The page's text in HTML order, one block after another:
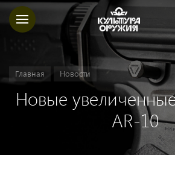
Главная Новости
Новые
AR-10